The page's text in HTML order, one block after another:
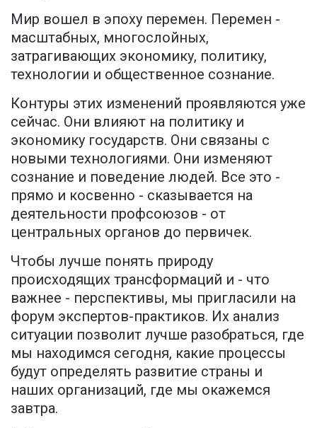
Мир вошел в эпоху перемен. Перемен -
масштабных, многослойных,
затрагивающих экономику, политику,
технологии и общественное сознание.
Контуры этих изменений проявляются уже
сейчас. Они влияют на политику и
экономику государств. Они связаны с
новыми технологиями. Они изменяют
сознание и поведение людей. Все это -
прямо и косвенно - сказывается на
деятельности профсоюзов - от
центральных органов до первичек.
Чтобы лучше понять природу
происходящих трансформаций и - что
важнее - перспективы, мы пригласили на
форум экспертов-практиков. Их анализ
ситуации позволит лучше разобраться, где
мы находимся сегодня, какие процессы
будут определять развитие страны и
наших организаций, где мы окажемся
завтра.